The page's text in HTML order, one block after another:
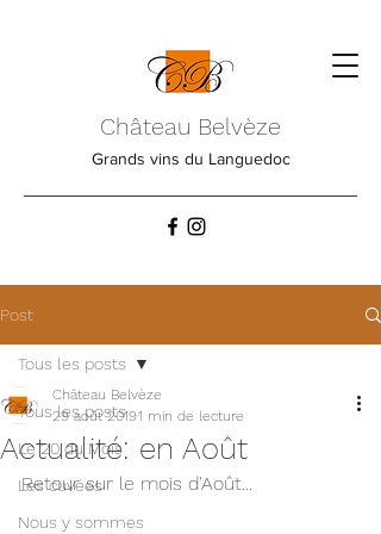
Château Belvèze
Grands vins du Languedoc
Post
Tous les posts
Le 20 du Mois
Les cuvées
Nous y sommes
Tous les posts
Actualité: en Août
Château Belvèze
29 août 20191 min de lecture
Retour sur le mois d'Août...